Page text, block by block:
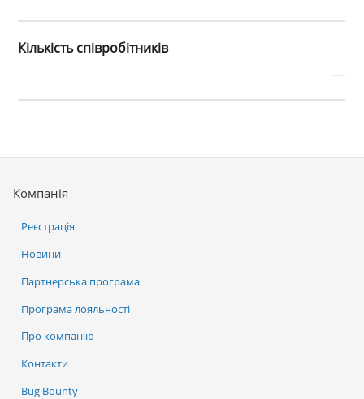
Кількість співробітників
—
Компанія
Реєстрація
Новини
Партнерська програма
Програма лояльності
Про компанію
Контакти
Bug Bounty